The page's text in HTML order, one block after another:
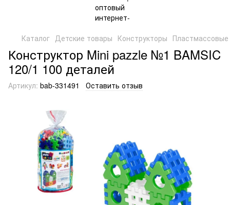
Каталог Детские товары Конструкторы
Конструктор Mini pazzle №1 BAMSIC
120/1 100 деталей
Артикул: bab-331491 Оставить отзыв